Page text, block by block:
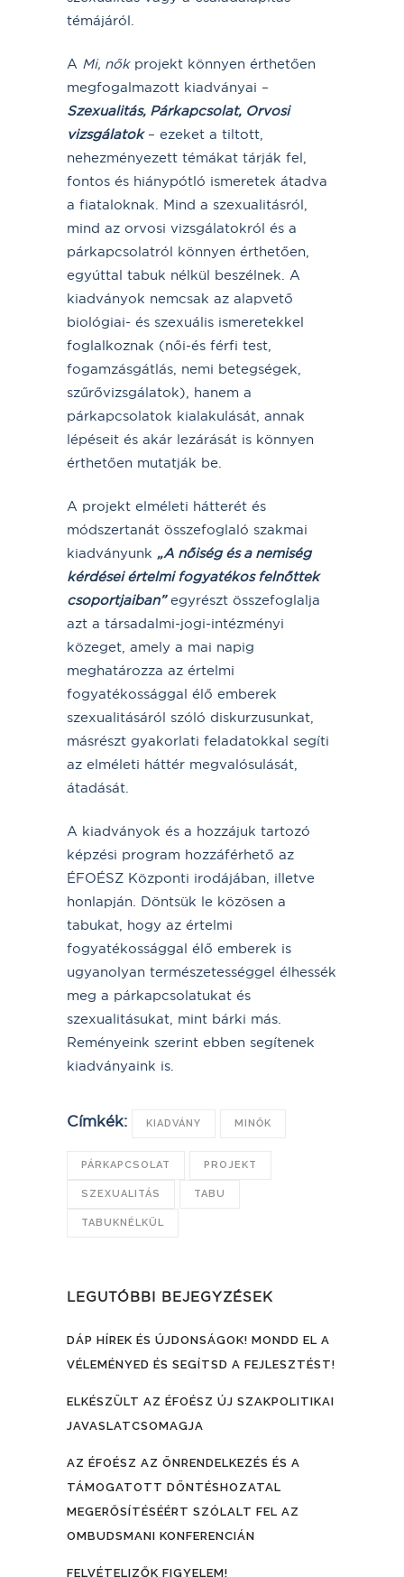
témájáról.
A Mi, nőkprojekt könnyen érthetően
megfogalmazott kiadványai –
Szexualitás, Párkapcsolat, Orvosi
vizsgálatok– ezeket a tiltott,
nehezményezett témákat tárják fel,
fontos és hiánypótló ismeretek átadva
a fiataloknak. Mind a szexualitásról,
mind az orvosi vizsgálatokról és a
párkapcsolatról könnyen érthetően,
egyúttal tabuk nélkül beszélnek. A
kiadványok nemcsak az alapvető
biológiai- és szexuális ismeretekkel
foglalkoznak (női-és férfi test,
fogamzásgátlás, nemi betegségek,
szűrővizsgálatok), hanem a
párkapcsolatok kialakulását, annak
lépéseit és akár lezárását is könnyen
érthetően mutatják be.
A projekt elméleti hátterét és
módszertanát összefoglaló szakmai
kiadványunk „A nőiség és a nemiség
kérdései értelmi fogyatékos felnőttek
csoportjaiban”egyrészt összefoglalja
azt a társadalmi-jogi-intézményi
közeget, amely a mai napig
meghatározza az értelmi
fogyatékossággal élő emberek
szexualitásáról szóló diskurzusunkat,
másrészt gyakorlati feladatokkal segíti
az elméleti háttér megvalósulását,
átadását.
A kiadványok és a hozzájuk tartozó
képzési program hozzáférhető az
ÉFOÉSZ Központi irodájában, illetve
honlapján. Döntsük le közösen a
tabukat, hogy az értelmi
fogyatékossággal élő emberek is
ugyanolyan természetességgel élhessék
meg a párkapcsolatukat és
szexualitásukat, mint bárki más.
Reményeink szerint ebben segítenek
kiadványaink is.
Címkék: KIADVÁNY MINŐK
PÁRKAPCSOLAT PROJEKT
SZEXUALITÁS TABU
TABUKNÉLKÜL
LEGUTÓBBI BEJEGYZÉSEK
DÁP HÍREK ÉS ÚJDONSÁGOK! MONDD EL A
VÉLEMÉNYED ÉS SEGÍTSD A FEJLESZTÉST!
ELKÉSZÜLT AZ ÉFOÉSZ ÚJ SZAKPOLITIKAI
JAVASLATCSOMAGJA
AZ ÉFOÉSZ AZ ÖNRENDELKEZÉS ÉS A
TÁMOGATOTT DÖNTÉSHOZATAL
MEGERŐSÍTÉSÉÉRT SZÓLALT FEL AZ
OMBUDSMANI KONFERENCIÁN
FELVÉTELIZŐK FIGYELEM!